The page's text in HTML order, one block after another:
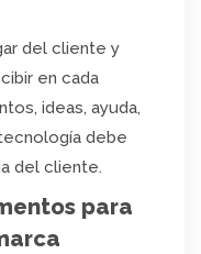
del cliente y
en cada
ideas, ayuda,
debe
del cliente.
para